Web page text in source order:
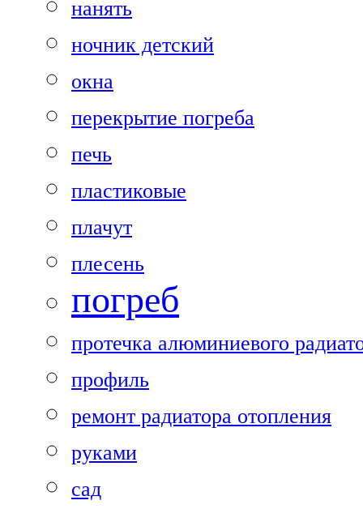
нанять
ночник детский
окна
перекрытие погреба
печь
пластиковые
плачут
плесень
погреб
протечка алюминиевого
профиль
ремонт радиатора отопления
руками
сад